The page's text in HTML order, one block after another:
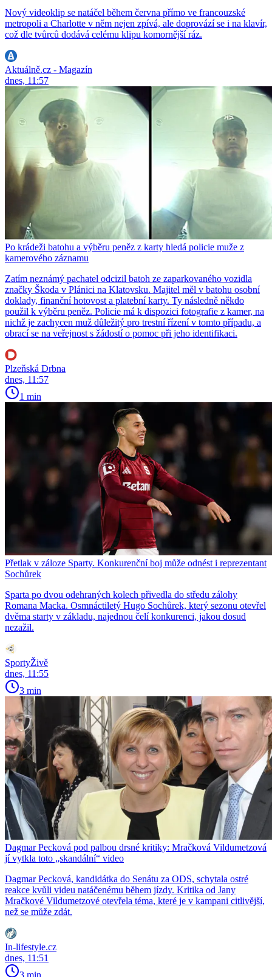
Nový videoklip se natáčel během června přímo ve francouzské
metropoli a Charlotte v něm nejen zpívá, ale doprovází se i na klavír,
což dle tvůrců dodává celému klipu komornější ráz.
Aktuálně.cz - Magazín
dnes, 11:57
Po krádeži batohu a výběru peněz z karty hledá policie muže z
kamerového záznamu
Zatím neznámý pachatel odcizil batoh ze zaparkovaného vozidla
značky Škoda v Plánici na Klatovsku. Majitel měl v batohu osobní
doklady, finanční hotovost a platební karty. Ty následně někdo
použil k výběru peněz. Policie má k dispozici fotografie z kamer, na
nichž je zachycen muž důležitý pro trestní řízení v tomto případu, a
obrací se na veřejnost s žádostí o pomoc při jeho identifikaci.
Plzeňská Drbna
dnes, 11:57
1 min
Přetlak v záloze Sparty. Konkurenční boj může odnést i reprezentant
Sochůrek
Sparta po dvou odehraných kolech přivedla do středu zálohy
Romana Macka. Osmnáctiletý Hugo Sochůrek, který sezonu otevřel
dvěma starty v základu, najednou čelí konkurenci, jakou dosud
nezažil.
SportyŽivě
dnes, 11:55
3 min
Dagmar Pecková pod palbou drsné kritiky: Mračková Vildumetzová
jí vytkla toto „skandální“ video
Dagmar Pecková, kandidátka do Senátu za ODS, schytala ostré
reakce kvůli videu natáčenému během jízdy. Kritika od Jany
Mračkové Vildumetzové otevřela téma, které je v kampani citlivější,
než se může zdát.
In-lifestyle.cz
dnes, 11:51
3 min